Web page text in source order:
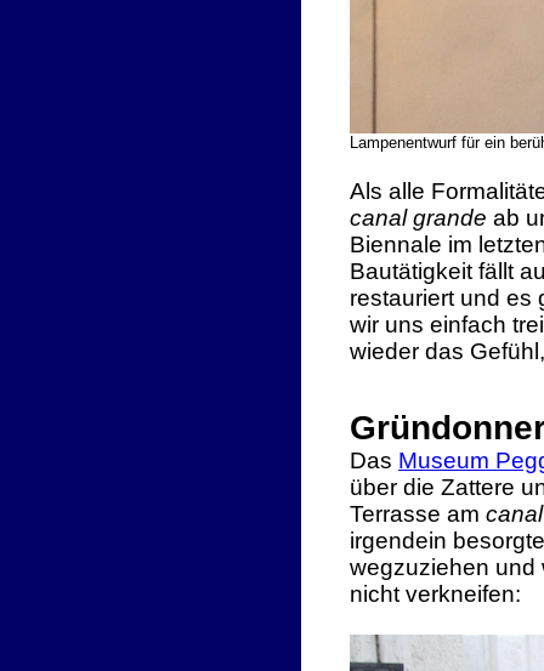
Lampenentwurf für ein
Als alle
canal grande ab
Biennale im
Bautätigkeit fällt
restauriert und es
wir uns einfach
wieder das
Das Museum
über die Zattere
Terrasse am
irgendein
wegzuziehen und
nicht verkneifen: